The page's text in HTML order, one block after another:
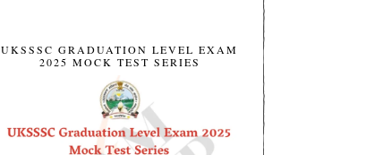
UKSSSC GRADUATION LEVEL EXAM
2025 MOCK TEST SERIES